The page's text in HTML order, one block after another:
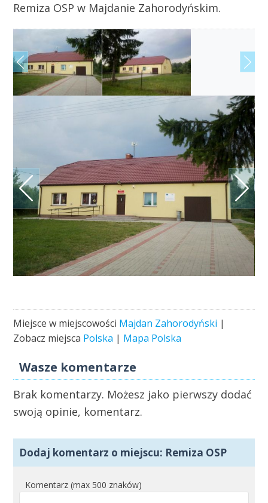
Remiza OSP w Majdanie Zahorodyńskim.
Miejsce w miejscowości Majdan Zahorodyński |
Zobacz miejsca Polska | Mapa Polska
Wasze komentarze
Brak komentarzy. Możesz jako pierwszy dodać
swoją opinie, komentarz.
Dodaj komentarz o miejscu: Remiza OSP
Komentarz (max 500 znaków)